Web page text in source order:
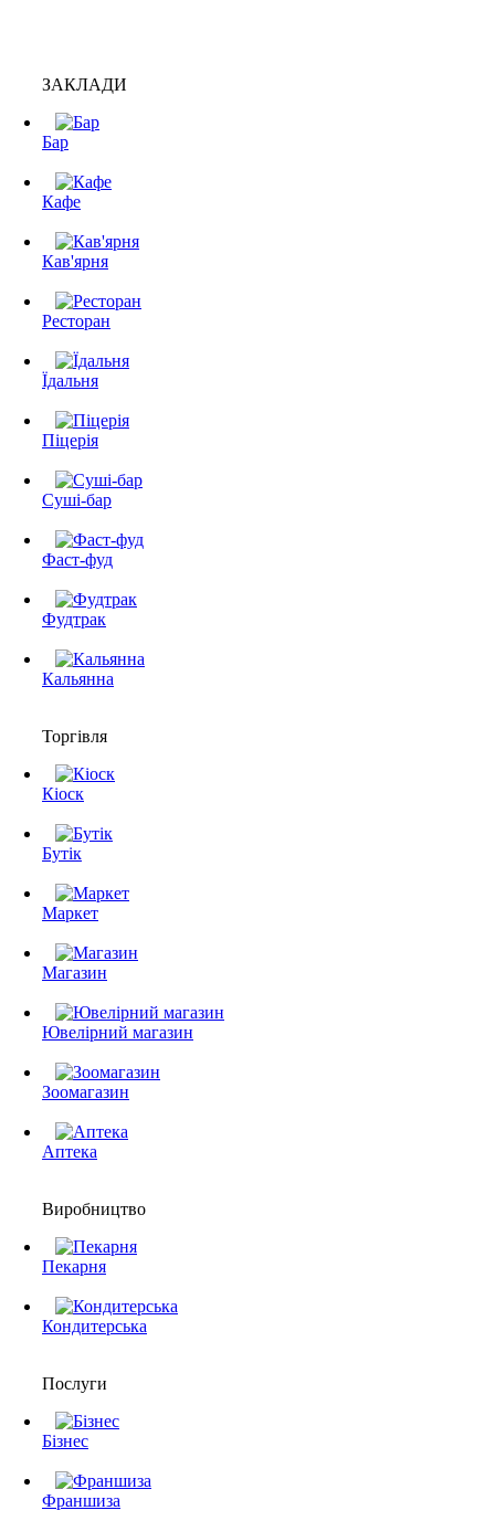
ЗАКЛАДИ
Бар
Кафе
Кав'ярня
Ресторан
Їдальня
Піцерія
Суші-бар
Фаст-фуд
Фудтрак
Кальянна
Торгівля
Кіоск
Бутік
Маркет
Магазин
Ювелірний магазин
Зоомагазин
Аптека
Виробництво
Пекарня
Кондитерська
Послуги
Бізнес
Франшиза